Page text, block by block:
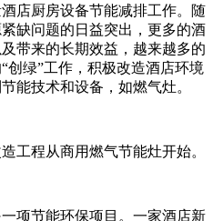
店厨房设备节能减排工作。随
缺问题的日益突出，更多的酒
带来的长期效益，越来越多的
创绿”工作，积极改造酒店环境
能技术和设备，如燃气灶。
工程从商用燃气节能灶开始。
项节能环保项目。一家酒店新